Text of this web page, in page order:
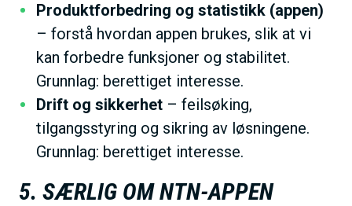
Produktforbedring og statistikk (appen)
– forstå hvordan appen brukes, slik at vi
kan forbedre funksjoner og stabilitet.
Grunnlag: berettiget interesse.
Drift og sikkerhet – feilsøking,
tilgangsstyring og sikring av løsningene.
Grunnlag: berettiget interesse.
5. SÆRLIG OM NTN-APPEN